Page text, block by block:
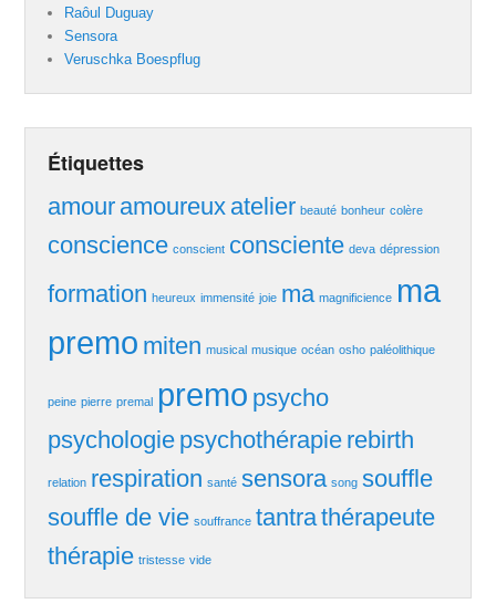
Raôul Duguay
Sensora
Veruschka Boespflug
Étiquettes
amour amoureux atelier beauté bonheur colère
conscience conscient consciente deva dépression
formation heureux immensité joie ma magnificience ma
premo miten musical musique océan osho paléolithique
peine pierre premal premo psycho
psychologie psychothérapie rebirth
relation respiration santé sensora song souffle
souffle de vie souffrance tantrathérapeute
thérapie tristesse vide